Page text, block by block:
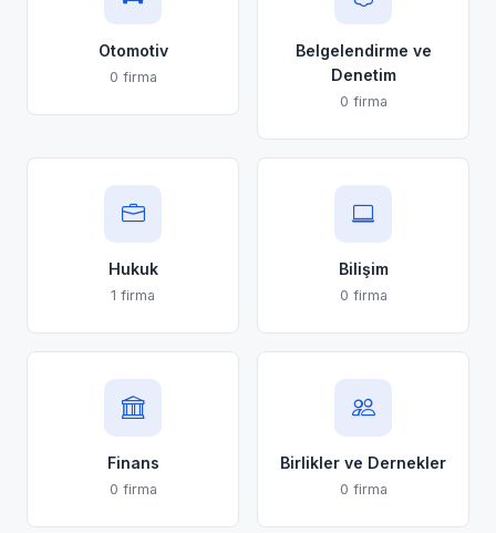
Otomotiv
0 firma
Belgelendirme ve
Denetim
0 firma
Hukuk
1 firma
Bilişim
0 firma
Finans
0 firma
Birlikler ve Dernekler
0 firma